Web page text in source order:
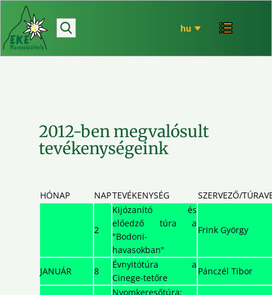
hírek
bemutatkozó
EKE történet
ökó
2012-ben megvalósult
tevékenységeink
HÓNAP NAPTEVÉKENYSÉG SZERVEZŐ/
2
Kijózanító és
előedző túra a
"Bodoni-
havasokban"
Frink György
JANUÁR 8
Évnyitótúra a
Cinege-tetőre
Pánczél Tibor
Nyomkeresőtúra: